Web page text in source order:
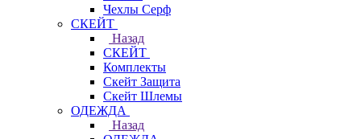
Чехлы Cерф
СКЕЙТ
Назад
СКЕЙТ
Комплекты
Скейт Защита
Скейт Шлемы
ОДЕЖДА
Назад